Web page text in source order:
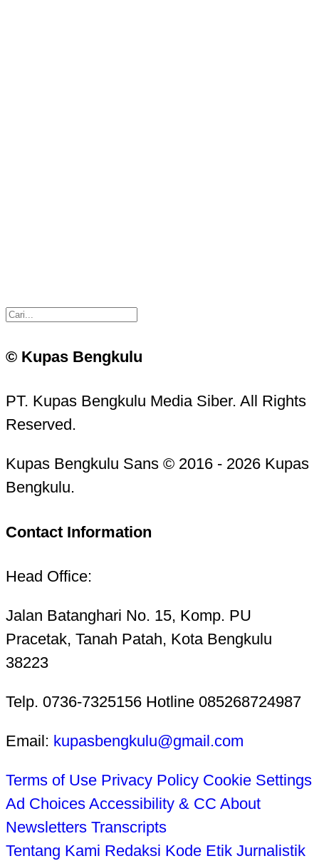
© Kupas Bengkulu
PT. Kupas Bengkulu Media Siber. All Rights
Reserved.
Kupas Bengkulu Sans © 2016 - 2026 Kupas
Bengkulu.
Contact Information
Head Office:
Jalan Batanghari No. 15, Komp. PU
Pracetak, Tanah Patah, Kota Bengkulu
38223
Telp. 0736-7325156 Hotline 085268724987
Email: kupasbengkulu@gmail.com
Terms of Use Privacy Policy Cookie Settings
Ad Choices Accessibility & CC About
Newsletters Transcripts
Tentang Kami Redaksi Kode Etik Jurnalistik